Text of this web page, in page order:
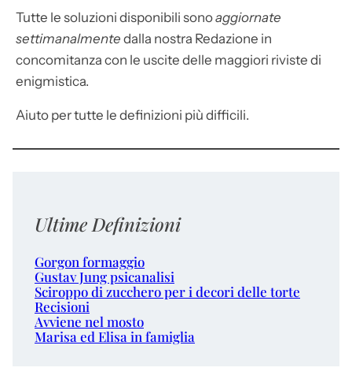
Tutte le soluzioni disponibili sonoaggiornate
settimanalmente dalla nostra Redazione in
concomitanza con le uscite delle maggiori riviste di
enigmistica.
Aiuto per tutte le definizioni più difficili.
Ultime Definizioni
Gorgon formaggio
Gustav Jung psicanalisi
Sciroppo di zucchero per i decori delle torte
Recisioni
Avviene nel mosto
Marisa ed Elisa in famiglia